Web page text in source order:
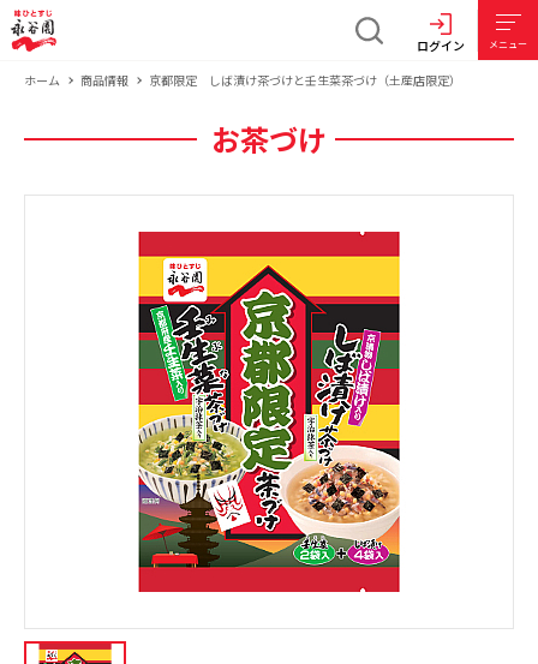
ログイン メニュー
ホーム 商品情報 京都限定 しば漬け茶づけと壬生菜茶づけ（土産店限定）
お茶づけ